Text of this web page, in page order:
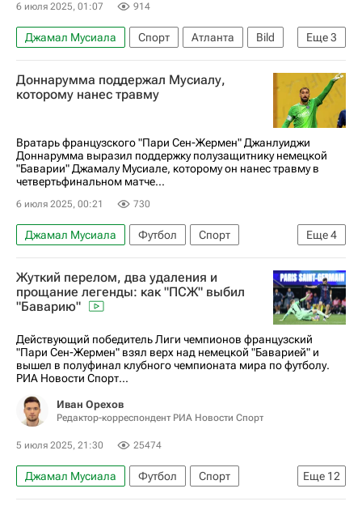
Джанлуиджи Доннарумма
Серу Гирасси
6 июля 2025, 01:07 914
Еще3
Джамал Мусиала Спорт Атланта
Bild
Джанлуиджи Доннарумма
Пари Сен-Жермен (ПСЖ)
Бавария
Доннарумма поддержал Мусиалу,
которому нанес травму
Вратарь французского "Пари Сен-Жермен" Джанлуиджи
Доннарумма выразил поддержку полузащитнику немецкой
"Баварии" Джамалу Мусиале, которому он нанес травму в
четвертьфинальном матче...
6 июля 2025, 00:21 730
Еще4
Джамал Мусиала Футбол
Спорт
Джанлуиджи Доннарумма
Пари Сен-Жермен (ПСЖ)
Бавария
Клубный чемпионат мира по футболу
Жуткий перелом, два удаления и
прощание легенды: как "ПСЖ" выбил
"Баварию"
Действующий победитель Лиги чемпионов французский
"Пари Сен-Жермен" взял верх над немецкой "Баварией" и
вышел в полуфинал клубного чемпионата мира по футболу.
РИА Новости Спорт...
Иван Орехов
Редактор-корреспондент РИА Новости Спорт
5 июля 2025, 21:30 25474
Еще 12
Джамал Мусиала Футбол
Спорт
Спорт — видео
Авторы РИА Новости Спорт